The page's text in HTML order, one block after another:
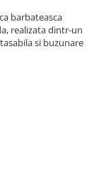
barbateasca
realizata dintr-un
si buzunare